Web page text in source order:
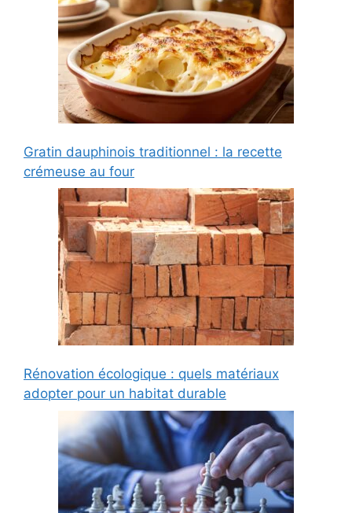
Gratin dauphinois traditionnel : la recette
crémeuse au four
Rénovation écologique : quels matériaux
adopter pour un habitat durable